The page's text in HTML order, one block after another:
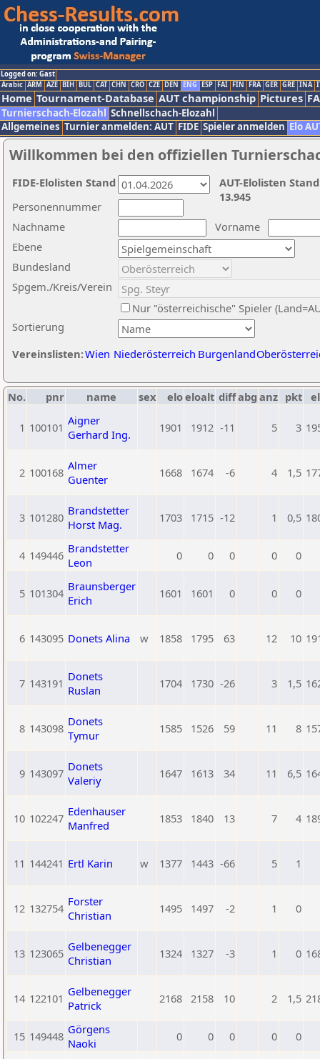
Logged on: Gast
Arabic ARM AZE BIH BUL CAT CHN CRO CZE DEN ENG ESP FAI FIN FRA GER GRE INA
Home Tournament-Database AUT championship Pictures
Turnierschach-Elozahl Schnellschach-Elozahl
Allgemeines Turnier anmelden: AUT FIDE Spieler anmelden Elo
Willkommen bei den offiziellen
Nachname
Vorname
Ebene
Sortierung
Personennummer
Bundesland
Spgem./Kreis/Verein
Nur "österreichische" Spieler
Vereinslisten:Wien Niederösterreich Burgenland
AUT-Elolisten
13.945
FIDE-Elolisten Stand
No. pnr name sex eloeloalt diffabg anz pkt
1 100101 Aigner
Gerhard Ing.
1901 1912 -11 5 3
2 100168 Almer
Guenter
1668 1674 -6 4 1,5
3 101280 Brandstetter
Horst Mag.
1703 1715 -12 1 0,5
4 149446 Brandstetter
Leon
0 0 0 0 0
5 101304 Braunsberger
Erich
1601 1601 0 0 0
6 143095 Donets Alina w 1858 1795 63 12 10
7 143191 Donets
Ruslan
1704 1730 -26 3 1,5
8 143098 Donets
Tymur
1585 1526 59 11 8
9 143097 Donets
Valeriy
1647 1613 34 11 6,5
10 102247 Edenhauser
Manfred
1853 1840 13 7 4
11 144241 Ertl Karin w 1377 1443 -66 5 1
12 132754 Forster
Christian
1495 1497 -2 1 0
13 123065 Gelbenegger
Christian
1324 1327 -3 1 0
14 122101 Gelbenegger
Patrick
2168 2158 10 2 1,5
15 149448 Görgens
Naoki
0 0 0 0 0